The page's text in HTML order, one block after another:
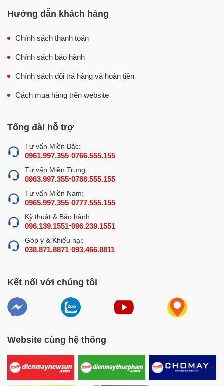
Lợi ích khi sử dụng bếp chiên tách dầu Việt Nam 80 lít
Đặc điểm thiết kế nổi bật của bếp chiên
nhiều ưu điểm vượt trội cả về thiết kế lẫn tính năng sử
dụng, hứa hẹn sẽ trở thành thiết bị chiên rán thực phẩm
hàng đầu hiện nay.
Cấu tạo bếp chiên tách dầu Việt Nam 80 lít
Hướng dẫn khách hàng
Chính sách thanh toán
Chính sách bảo hành
Chính sách đổi trả hàng và hoàn tiền
Cách mua hàng trên website
Tổng đài hỗ trợ
Tư vấn Miền Bắc:
0961.997.355-0766.555.155
Tư vấn Miền Trung:
0963.997.355-0788.555.155
Tư vấn Miền Nam:
0965.997.355-0777.555.155
Kỹ thuật & Bảo hành:
096.139.1551-096.239.1551
Góp ý & Khiếu nại:
038.871.8871-093.466.8811
Kết nối với chúng tôi
Website cùng hệ thống